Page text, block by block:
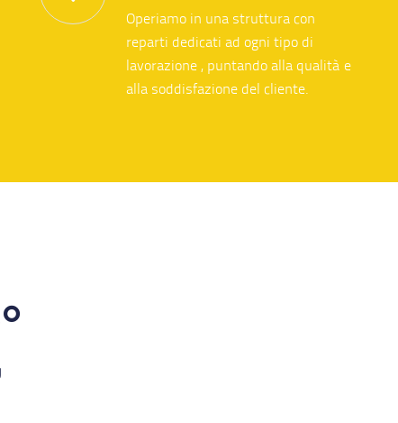
lavorazione , puntando alla qualità e
alla soddisfazione del cliente.